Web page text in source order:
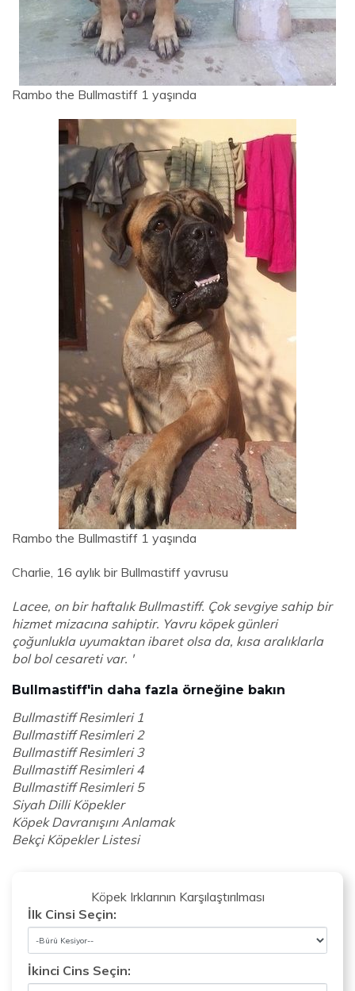
Rambo the Bullmastiff 1 yaşında
Rambo the Bullmastiff 1 yaşında
Charlie, 16 aylık bir Bullmastiff yavrusu
Lacee, on bir haftalık Bullmastiff. Çok sevgiye sahip bir
hizmet mizacına sahiptir. Yavru köpek günleri
çoğunlukla uyumaktan ibaret olsa da, kısa aralıklarla
bol bol cesareti var. '
Bullmastiff'in daha fazla örneğine bakın
Bullmastiff Resimleri 1
Bullmastiff Resimleri 2
Bullmastiff Resimleri 3
Bullmastiff Resimleri 4
Bullmastiff Resimleri 5
Siyah Dilli Köpekler
Köpek Davranışını Anlamak
Bekçi Köpekler Listesi
Köpek Irklarının Karşılaştırılması
İlk Cinsi Seçin:
İkinci Cins Seçin: